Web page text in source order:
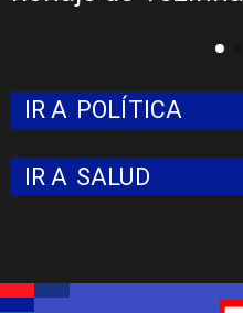
IR A POLÍTICA
IR A SALUD